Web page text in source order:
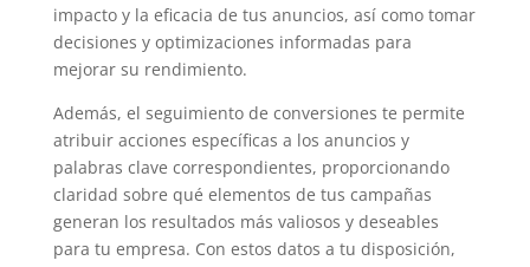
impacto y la eficacia de tus anuncios, así como tomar
decisiones y optimizaciones informadas para
mejorar su rendimiento.
Además, el seguimiento de conversiones te permite
atribuir acciones específicas a los anuncios y
palabras clave correspondientes, proporcionando
claridad sobre qué elementos de tus campañas
generan los resultados más valiosos y deseables
para tu empresa. Con estos datos a tu disposición,